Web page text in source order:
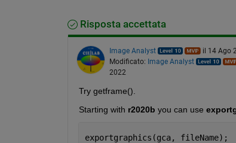
Risposta accettata
Image Analyst
il 14 Ago
Modificato: Image Analyst
2022
Try getframe().
Starting with r2020b you can use
exportgraphics(gca, fileName);